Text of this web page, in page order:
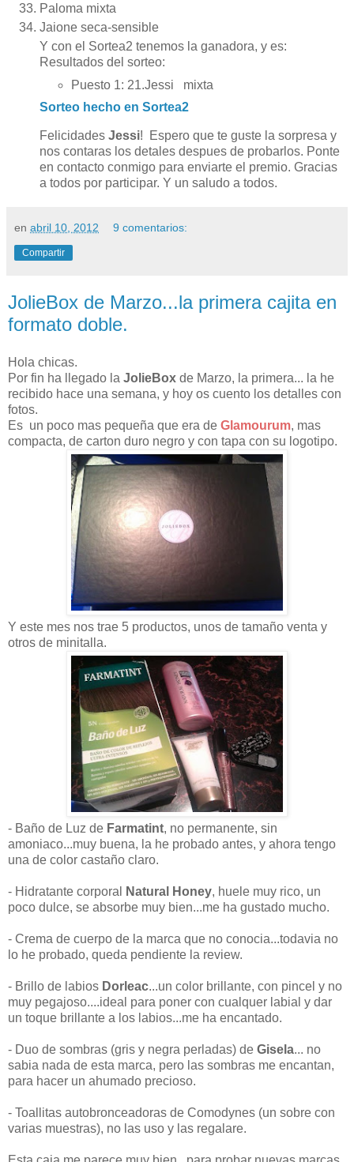
Paloma mixta
Jaione seca-sensible
Y con el Sortea2 tenemos la ganadora, y es:
Resultados del sorteo:
Puesto 1: 21.Jessi mixta
Sorteo hecho en Sortea2
Felicidades Jessi! Espero que te guste la sorpresa y
nos contaras los detales despues de probarlos. Ponte
en contacto conmigo para enviarte el premio. Gracias
a todos por participar. Y un saludo a todos.
en abril 10, 2012 9 comentarios:
Compartir
JolieBox de Marzo...la primera cajita en
formato doble.
Hola chicas.
Por fin ha llegado la JolieBox de Marzo, la primera... la he
recibido hace una semana, y hoy os cuento los detalles con
fotos.
Es un poco mas pequeña que era de Glamourum, mas
compacta, de carton duro negro y con tapa con su logotipo.
Y este mes nos trae 5 productos, unos de tamaño venta y
otros de minitalla.
- Baño de Luz de Farmatint, no permanente, sin
amoniaco...muy buena, la he probado antes, y ahora tengo
una de color castaño claro.
- Hidratante corporal Natural Honey, huele muy rico, un
poco dulce, se absorbe muy bien...me ha gustado mucho.
- Crema de cuerpo de la marca que no conocia...todavia no
lo he probado, queda pendiente la review.
- Brillo de labios Dorleac...un color brillante, con pincel y no
muy pegajoso....ideal para poner con cualquer labial y dar
un toque brillante a los labios...me ha encantado.
- Duo de sombras (gris y negra perladas) de Gisela... no
sabia nada de esta marca, pero las sombras me encantan,
para hacer un ahumado precioso.
- Toallitas autobronceadoras de Comodynes (un sobre con
varias muestras), no las uso y las regalare.